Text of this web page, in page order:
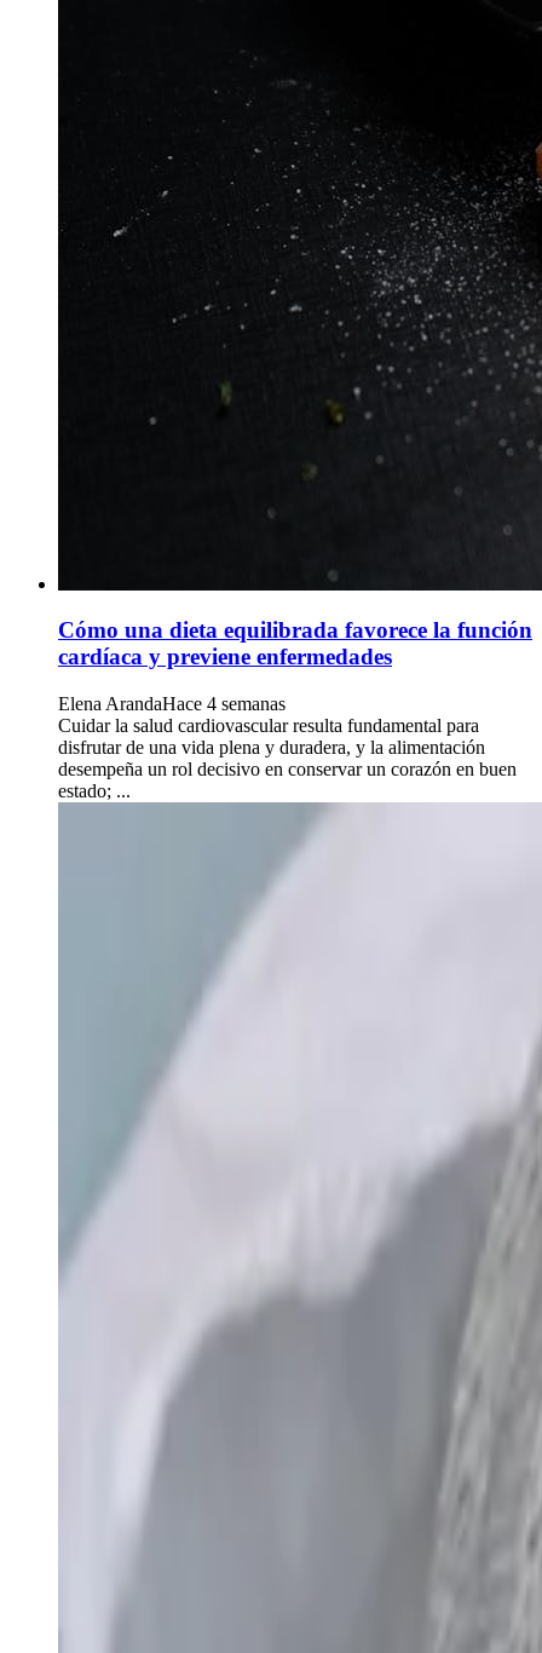
Cómo una dieta equilibrada favorece la función
cardíaca y previene enfermedades
Elena ArandaHace 4 semanas
Cuidar la salud cardiovascular resulta fundamental para
disfrutar de una vida plena y duradera, y la alimentación
desempeña un rol decisivo en conservar un corazón en buen
estado; ...